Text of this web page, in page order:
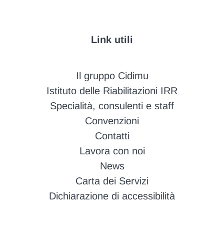
Link utili
Il gruppo Cidimu
Istituto delle Riabilitazioni IRR
Specialità, consulenti e staff
Convenzioni
Contatti
Lavora con noi
News
Carta dei Servizi
Dichiarazione di accessibilità